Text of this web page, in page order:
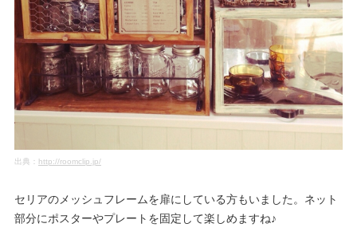
出典： http://roomclip.jp/
セリアのメッシュフレームを扉にしている方もいました。ネット
部分にポスターやプレートを固定して楽しめますね♪